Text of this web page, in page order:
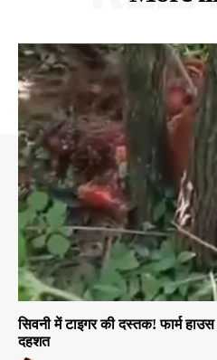
सिवनी में टाइगर की दस्तक! फार्म
दहशत